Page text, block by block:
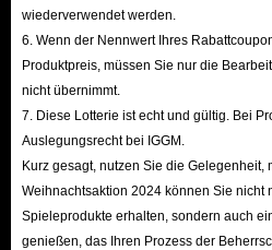
wiederverwendet werden.
6. Wenn der Nennwert Ihres
Produktpreis, müssen Sie nur die
nicht übernimmt.
7. Diese Lotterie ist echt und gültig. Bei
Auslegungsrecht bei IGGM.
Kurz gesagt, nutzen Sie die Gelegenheit,
Weihnachtsaktion 2024 können Sie nicht
Spieleprodukte erhalten, sondern auch
genießen, das Ihren Prozess der